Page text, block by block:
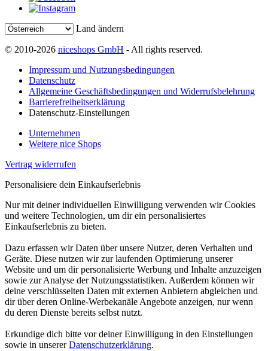
Land ändern
© 2010-2026 niceshops GmbH - All rights reserved.
Impressum und Nutzungsbedingungen
Datenschutz
Allgemeine Geschäftsbedingungen und Widerrufsbelehrung
Barrierefreiheitserklärung
Datenschutz-Einstellungen
Unternehmen
Weitere nice Shops
Vertrag widerrufen
Personalisiere dein Einkaufserlebnis
Nur mit deiner individuellen Einwilligung verwenden wir Cookies
und weitere Technologien, um dir ein personalisiertes
Einkaufserlebnis zu bieten.
Dazu erfassen wir Daten über unsere Nutzer, deren Verhalten und
Geräte. Diese nutzen wir zur laufenden Optimierung unserer
Website und um dir personalisierte Werbung und Inhalte anzuzeigen
sowie zur Analyse der Nutzungsstatistiken. Außerdem können wir
deine verschlüsselten Daten mit externen Anbietern abgleichen und
dir über deren Online-Werbekanäle Angebote anzeigen, nur wenn
du deren Dienste bereits selbst nutzt.
Erkundige dich bitte vor deiner Einwilligung in den Einstellungen
sowie in unsererDatenschutzerklärung.